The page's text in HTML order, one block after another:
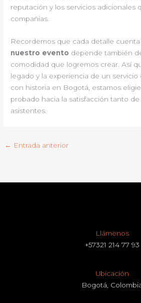
reputación y los servicios adicionales
compañías.
Recordemos que cada detalle
nuestro evento depende también
comodidad que logremos crear. Así
legado y la experiencia de un
con historia en Bogotá, estamos
probado hacia la satisfacción tanto
asistentes.
← Entrada anterior
Llámenos
+57321 214 77 93
Ubicación
Bogotá,